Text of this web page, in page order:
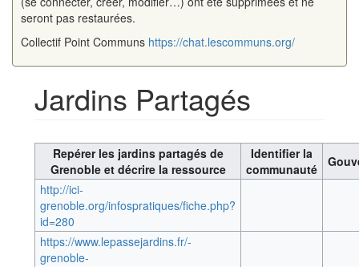
seront pas restaurées.
Collectif Point Communs https://chat.lescommuns.org/
Jardins Partagés
Repérer les jardins partagés de
Grenoble et décrire la ressource
Identifier la
communauté
http://ici-
grenoble.org/infospratiques/fiche.php?
id=280
https://www.lepassejardins.fr/-
grenoble-